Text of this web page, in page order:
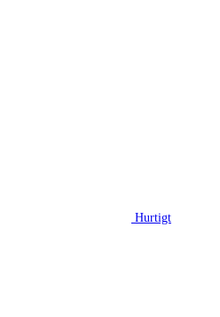
Hurtigt